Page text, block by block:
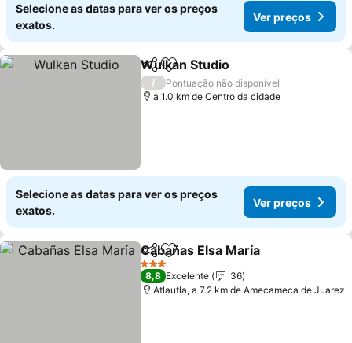
Selecione as datas para ver os preços
exatos.
Ver preços
PartilharAdicionar aos favoritos
Wulkan Studio
/
Pontuação não disponível
a 1.0 km de Centro da cidade
Selecione as datas para ver os preços
exatos.
Ver preços
PartilharAdicionar aos favoritos
Cabañas Elsa María
3 Estrelas
8,8 Excelente
36
Atlautla, a 7.2 km de Amecameca de Juarez